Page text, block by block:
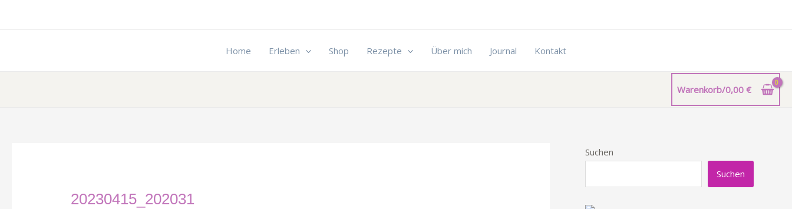
Home
Erleben Shop Rezepte Über mich Journal Kontakt
Warenkorb/0,00€
20230415_202031
Suchen
Suchen